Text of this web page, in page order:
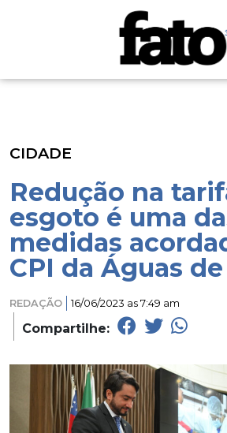
CIDADE
Redução na
esgoto é uma
medidas
CPI da Águas
REDAÇÃO 16/06/2023 as 7:49 am
Compartilhe: